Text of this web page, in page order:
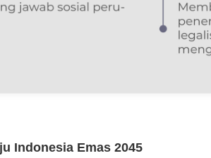
Indonesia Emas 2045